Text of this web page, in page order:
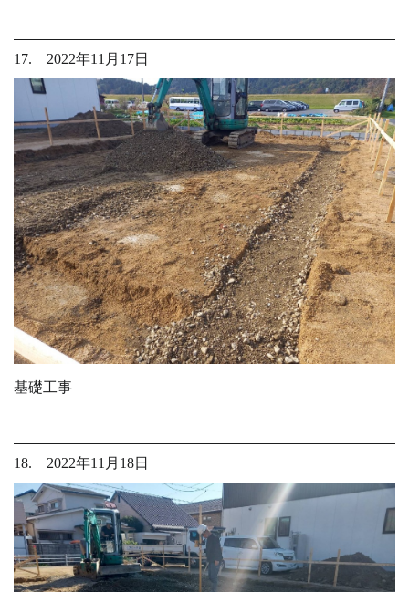
17. 2022年11月17日
基礎工事
18. 2022年11月18日